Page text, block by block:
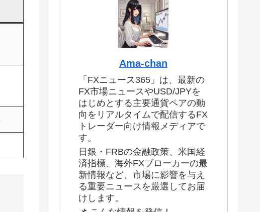
Ama-chan
「FXニュース365」は、最新の
FX市場ニュースやUSD/JPYを
はじめとする主要通貨ペアの動
向をリアルタイムで配信するFX
トレーダー向け情報メディアで
す。
日銀・FRBの金融政策、米国経
済指標、海外FXブローカーの最
新情報など、市場に影響を与え
る重要ニュースを厳選してお届
けします。